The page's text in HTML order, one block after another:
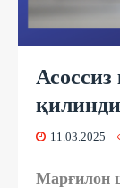
қилинди
11.03.2025
Марғилон